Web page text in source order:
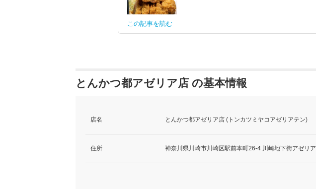
この記事を読む
とんかつ都アゼリア店 の基本情報
店名 とんかつ都アゼリア店 (トンカツミヤコアゼリアテン)
住所 神奈川県川崎市川崎区駅前本町26-4 川崎地下街アゼリア